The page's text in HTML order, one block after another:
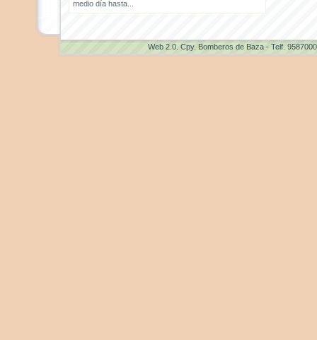
medio día hasta...
Web 2.0 . Cpy. Bomberos de Baza - Telf.